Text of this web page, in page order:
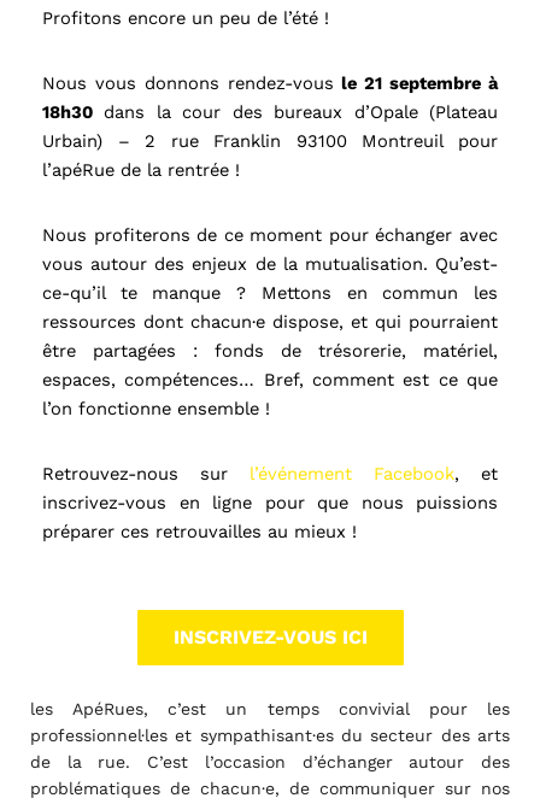
Profitons encore un peu de l’été !
Nous vous donnons rendez-vous le 21 septembre à
18h30 dans la cour des bureaux d’Opale (Plateau
Urbain) – 2 rue Franklin 93100 Montreuil pour
l’apéRue de la rentrée !
Nous profiterons de ce moment pour échanger avec
vous autour des enjeux de la mutualisation. Qu’est-
ce-qu’il te manque ? Mettons en commun les
ressources dont chacun·e dispose, et qui pourraient
être partagées : fonds de trésorerie, matériel,
espaces, compétences… Bref, comment est ce que
l’on fonctionne ensemble !
Retrouvez-nous sur l’événement Facebook, et
inscrivez-vous en ligne pour que nous puissions
préparer ces retrouvailles au mieux !
INSCRIVEZ-VOUS ICI
les ApéRues, c’est un temps convivial pour les
professionnel·les et sympathisant·es du secteur des arts
de la rue. C’est l’occasion d’échanger autour des
problématiques de chacun·e, de communiquer sur nos